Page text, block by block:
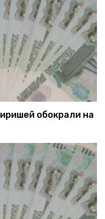
обокрали на